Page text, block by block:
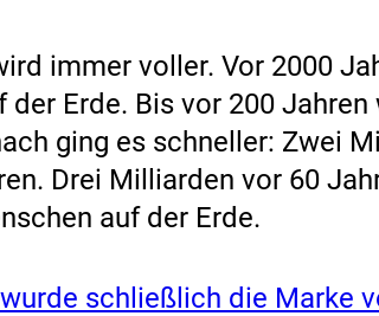
immer voller. Vor 2000
der Erde. Bis vor 200
ging es schneller: Zwei
Drei Milliarden vor 60
auf der Erde.
schließlich die Marke